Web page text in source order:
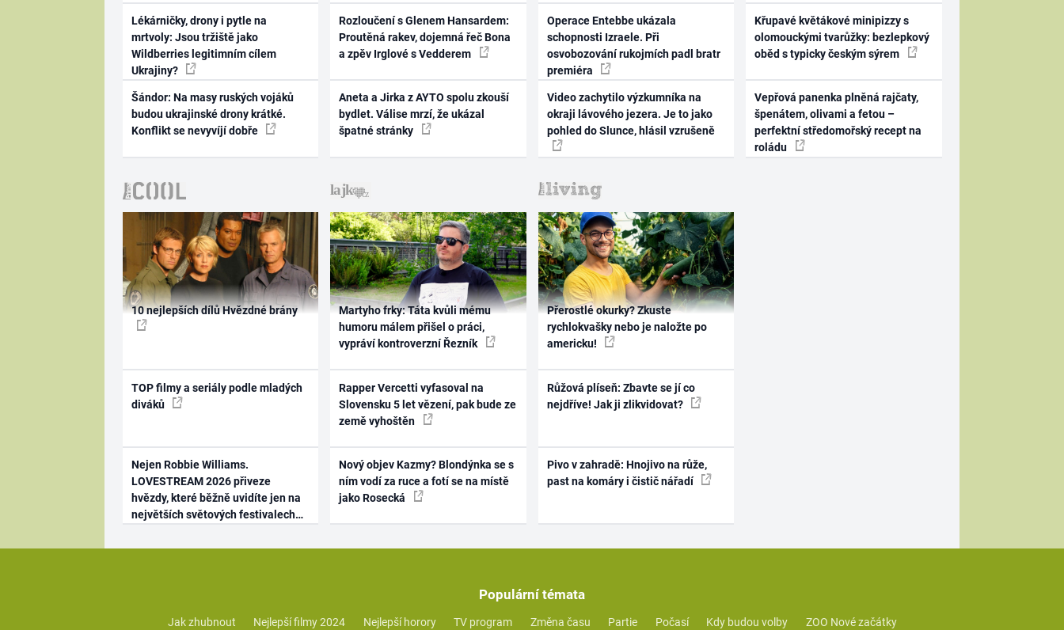
Lékárničky, drony i pytle na
mrtvoly: Jsou tržiště jako
Wildberries legitimním cílem
Ukrajiny?
Šándor: Na masy ruských vojáků
budou ukrajinské drony krátké.
Konflikt se nevyvíjí dobře
Rozloučení s Glenem Hansardem:
Proutěná rakev, dojemná řeč Bona
a zpěv Irglové s Vedderem
Aneta a Jirka z AYTO spolu zkouší
bydlet. Válise mrzí, že ukázal
špatné stránky
Operace Entebbe ukázala
schopnosti Izraele. Při
osvobozování rukojmích padl bratr
premiéra
Video zachytilo výzkumníka na
okraji lávového jezera. Je to jako
pohled do Slunce, hlásil vzrušeně
Křupavé květákové minipizzy s
olomouckými tvarůžky: bezlepkový
oběd s typicky českým sýrem
Vepřová panenka plněná rajčaty,
špenátem, olivami a fetou –
perfektní středomořský recept na
roládu
10 nejlepších dílů Hvězdné brány
TOP filmy a seriály podle mladých
diváků
Nejen Robbie Williams.
LOVESTREAM 2026 přiveze
hvězdy, které běžně uvidíte jen na
největších světových festivalech
Martyho frky: Táta kvůli mému
humoru málem přišel o práci,
vypráví kontroverzní Řezník
Rapper Vercetti vyfasoval na
Slovensku 5 let vězení, pak bude ze
země vyhoštěn
Nový objev Kazmy? Blondýnka se s
ním vodí za ruce a fotí se na místě
jako Rosecká
Přerostlé okurky? Zkuste
rychlokvašky nebo je naložte po
americku!
Růžová plíseň: Zbavte se jí co
nejdříve! Jak ji zlikvidovat?
Pivo v zahradě: Hnojivo na růže,
past na komáry i čistič nářadí
Populární témata
Jak zhubnout Nejlepší filmy 2024 Nejlepší horory TV program Změna času Partie Počasí Kdy budou volby
ZOO Nové začátky